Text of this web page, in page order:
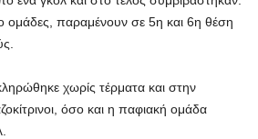
ομάδες, παραμένουν σε 5η και 6η θέση
χωρίς τέρματα και στην
όσο και η παφιακή ομάδα